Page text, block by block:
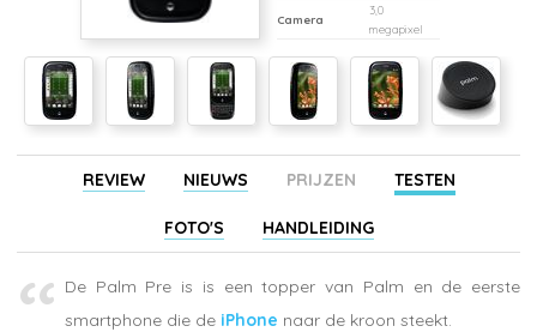
Camera
3,0
megapixel
REVIEW NIEUWS PRIJZEN TESTEN
FOTO'S HANDLEIDING
De Palm Pre is is een topper van Palm en de eerste
smartphone die de iPhone naar de kroon steekt.